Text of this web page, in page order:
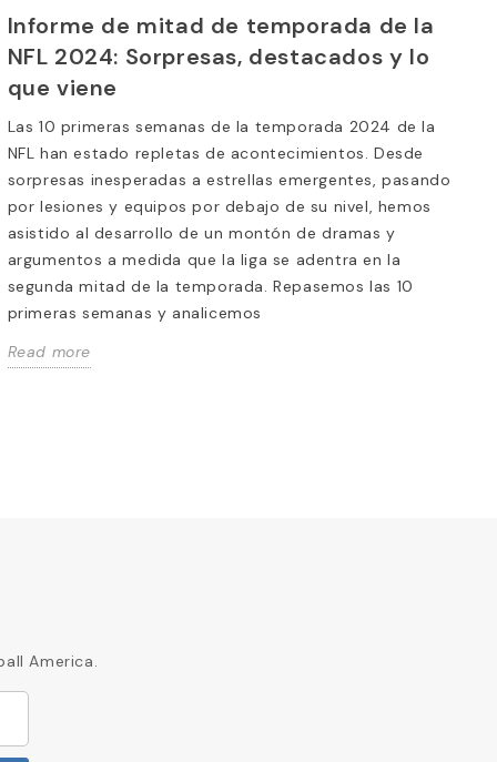
Informe de mitad de temporada de la
NFL 2024: Sorpresas, destacados y lo
que viene
Las 10 primeras semanas de la temporada 2024 de la
NFL han estado repletas de acontecimientos. Desde
sorpresas inesperadas a estrellas emergentes, pasando
por lesiones y equipos por debajo de su nivel, hemos
asistido al desarrollo de un montón de dramas y
argumentos a medida que la liga se adentra en la
segunda mitad de la temporada. Repasemos las 10
primeras semanas y analicemos
Read more
America.